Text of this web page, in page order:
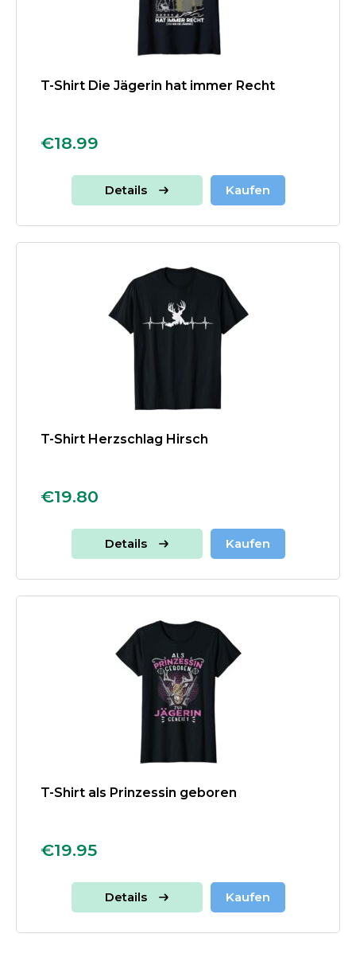
T-Shirt Die Jägerin hat immer Recht
€18.99
Details Kaufen
T-Shirt Herzschlag Hirsch
€19.80
Details Kaufen
T-Shirt als Prinzessin geboren
€19.95
Details Kaufen